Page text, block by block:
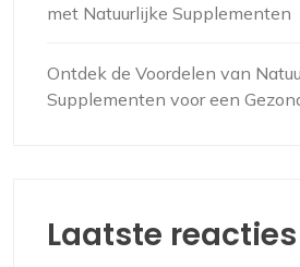
met Natuurlijke Supplementen
Ontdek de Voordelen van
Supplementen voor een
Laatste reacties